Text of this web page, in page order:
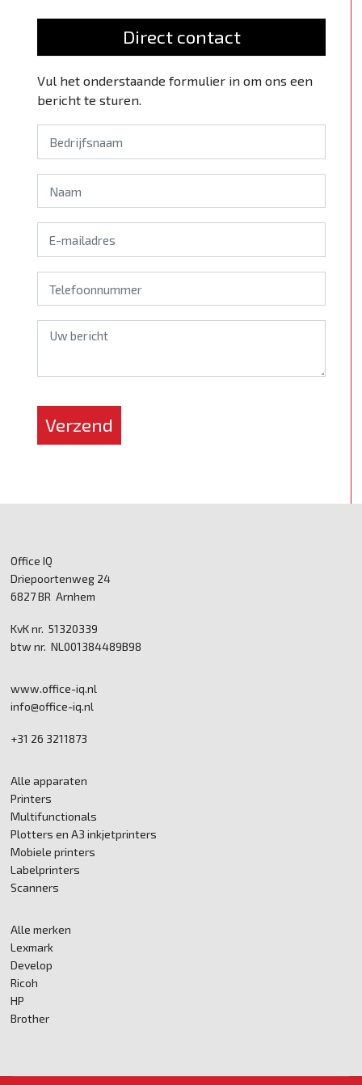
Direct contact
Vul het onderstaande formulier in om ons een
bericht te sturen.
Verzend
Office IQ
Driepoortenweg 24
6827 BR Arnhem
KvK nr. 51320339
btw nr. NL001384489B98
www.office-iq.nl
info@office-iq.nl
+31 26 3211873
Alle apparaten
Printers
Multifunctionals
Plotters en A3 inkjetprinters
Mobiele printers
Labelprinters
Scanners
Alle merken
Lexmark
Develop
Ricoh
HP
Brother